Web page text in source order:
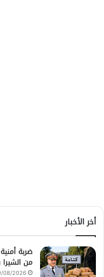
أخر الأخبار
من
08/2026